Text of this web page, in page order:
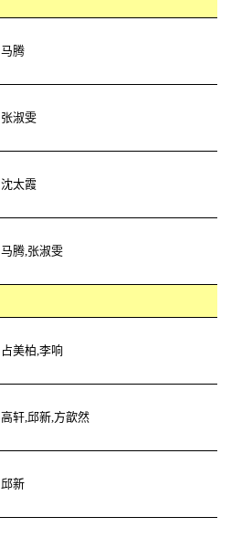
马腾
张淑雯
沈太霞
马腾,张淑雯
占美柏,李响
高轩,邱新,方歆然
邱新